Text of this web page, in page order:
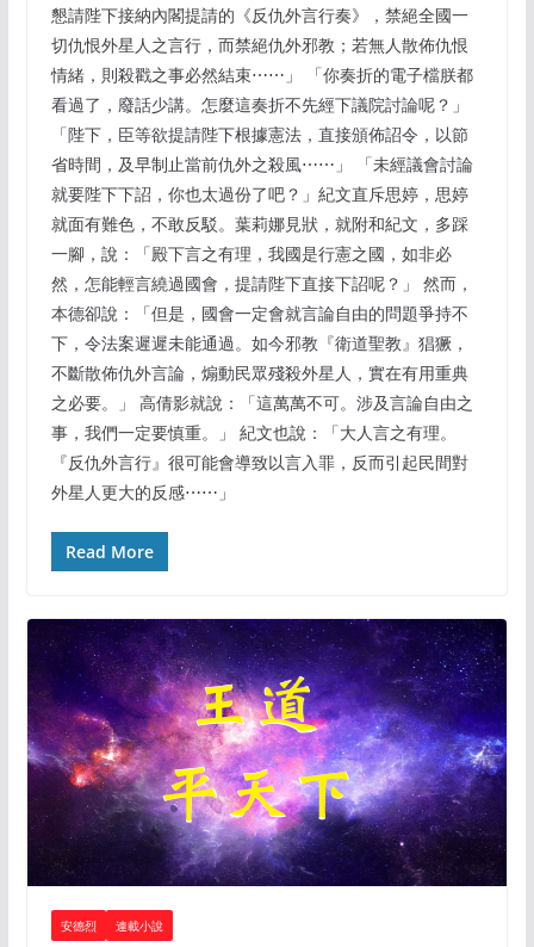
懇請陛下接納內閣提請的《反仇外言行奏》，禁絕全國一
切仇恨外星人之言行，而禁絕仇外邪教；若無人散佈仇恨
情緒，則殺戳之事必然結束⋯⋯」 「你奏折的電子檔朕都
看過了，廢話少講。怎麼這奏折不先經下議院討論呢？」
「陛下，臣等欲提請陛下根據憲法，直接頒佈詔令，以節
省時間，及早制止當前仇外之殺風⋯⋯」 「未經議會討論
就要陛下下詔，你也太過份了吧？」紀文直斥思婷，思婷
就面有難色，不敢反駁。葉莉娜見狀，就附和紀文，多踩
一腳，說：「殿下言之有理，我國是行憲之國，如非必
然，怎能輕言繞過國會，提請陛下直接下詔呢？」 然而，
本德卻說：「但是，國會一定會就言論自由的問題爭持不
下，令法案遲遲未能通過。如今邪教『衛道聖教』猖獗，
不斷散佈仇外言論，煽動民眾殘殺外星人，實在有用重典
之必要。」 高倩影就說：「這萬萬不可。涉及言論自由之
事，我們一定要慎重。」 紀文也說：「大人言之有理。
『反仇外言行』很可能會導致以言入罪，反而引起民間對
外星人更大的反感⋯⋯」
Read More
安德烈 連載小說